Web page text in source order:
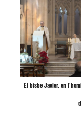
El bisbe Javier, en